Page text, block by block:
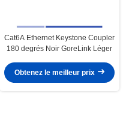
Cat6A Ethernet Keystone Coupler
180 degrés Noir GoreLink Léger
Obtenez le meilleur prix